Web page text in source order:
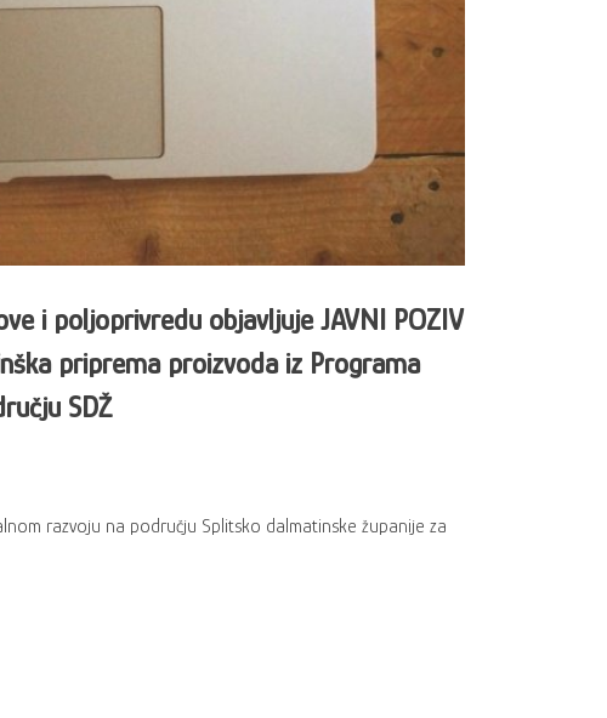
i poljoprivredu objavljuje JAVNI POZIV
priprema proizvoda iz Programa
SDŽ
razvoju na području Splitsko dalmatinske županije za